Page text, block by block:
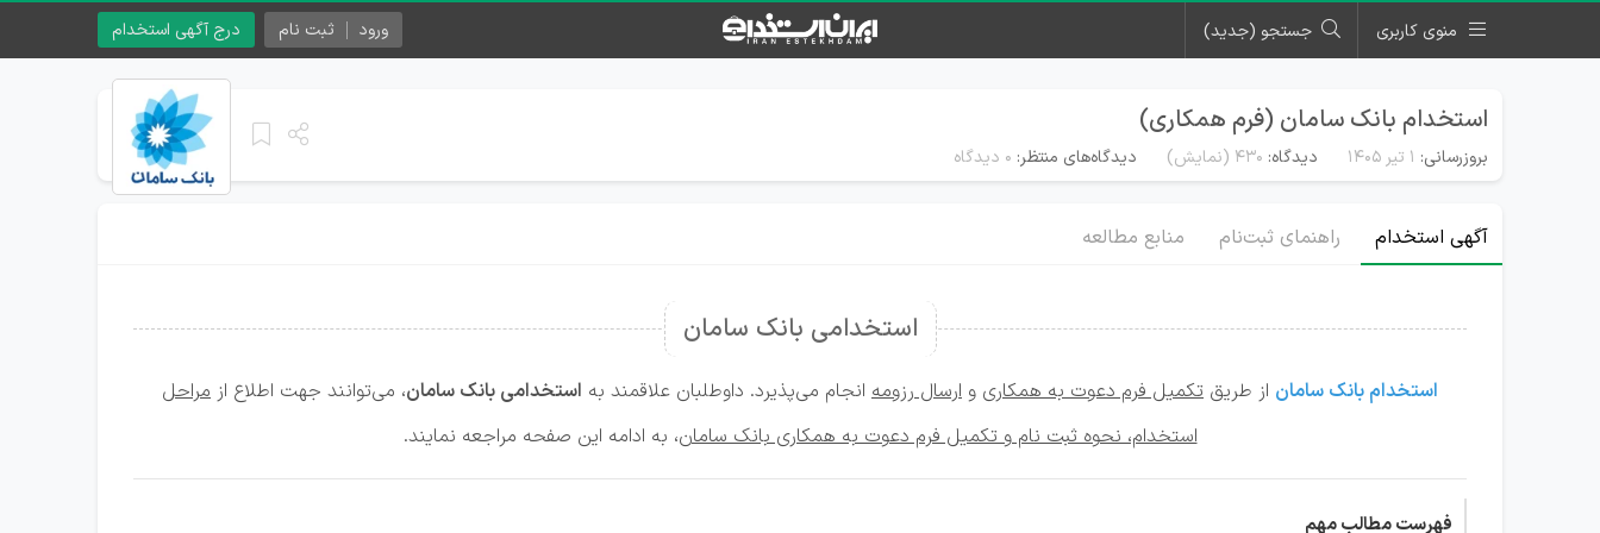
منوی کاربری جستجو (جدید) درج آگهی استخدام ورود ثبت نام
استخدام بانک سامان (فرم همکاری)
بروزرسانی: ۱ تیر ۱۴۰۵ دیدگاه: 430 (نمایش) دیدگاه‌های منتظر: ۰ دیدگاه
آگهی استخدام راهنمای ثبت‌نام منابع مطالعه
استخدامی بانک سامان
استخدام بانک سامان از طریق تکمیل فرم دعوت به همکاری و ارسال رزومه انجام می‌پذیرد. داوطلبان علاقمند به استخدامی بانک سامان، می‌توانند جهت اطلاع از مراحل
استخدام، نحوه ثبت نام و تکمیل فرم دعوت به همکاری بانک سامان، به ادامه این صفحه مراجعه نمایند.
فهرست مطالب مهم